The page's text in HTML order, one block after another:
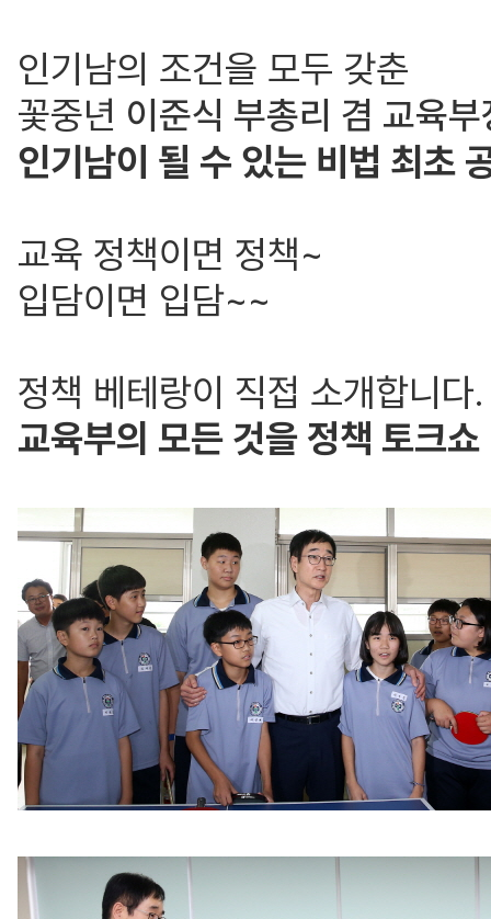
인기남의 조건을 모두 갖춘
꽃중년 이준식 부총리 겸 교육
인기남이 될 수 있는 비법 최초
교육 정책이면 정책~
입담이면 입담~~
정책 베테랑이 직접 소개합니다.
교육부의 모든 것을 정책 토크